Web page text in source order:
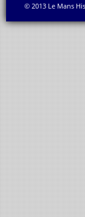
© 2013 Le Mans